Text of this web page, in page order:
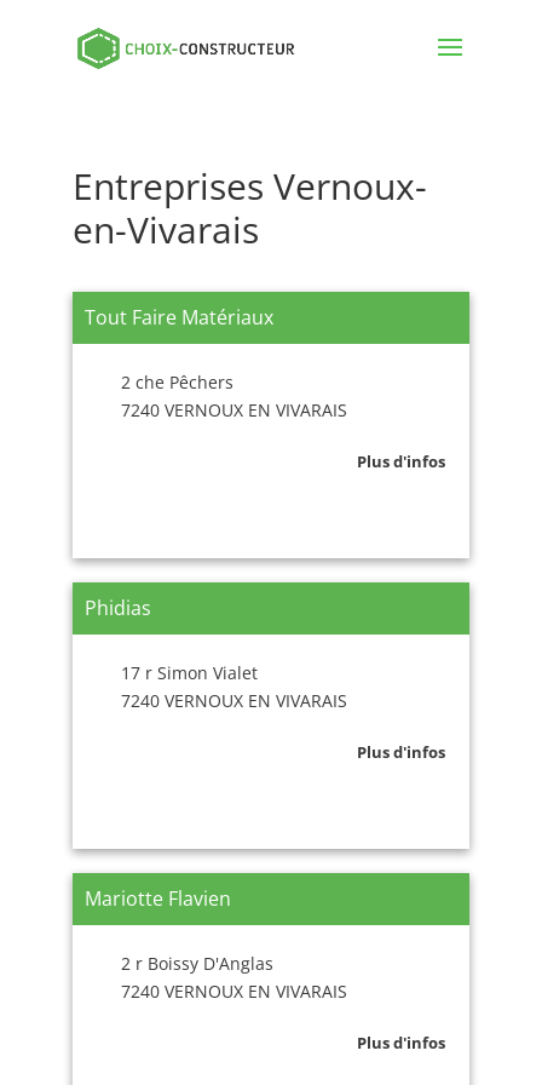
Entreprises Vernoux-
en-Vivarais
Tout Faire Matériaux
2 che Pêchers
7240 VERNOUX EN VIVARAIS
Plus d'infos
Phidias
17 r Simon Vialet
7240 VERNOUX EN VIVARAIS
Plus d'infos
Mariotte Flavien
2 r Boissy D'Anglas
7240 VERNOUX EN VIVARAIS
Plus d'infos